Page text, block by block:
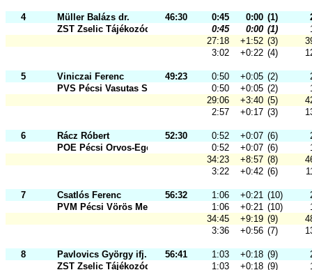
4 Müller Balázs dr. 46:30 0:45 0:00 (1)
ZST Zselic Tájékozódási Futó és Sz 0:45 0:00 (1)
27:18
+1:52 (3)
3:02
+0:22 (4)
5 Viniczai Ferenc 49:23 0:50 +0:05 (2)
PVS Pécsi Vasutas Sportkör
0:50 +0:05 (2)
29:06
+3:40 (5)
2:57
+0:17 (3)
6 Rácz Róbert 52:30 0:52 +0:07 (6)
POE Pécsi Orvos-Egészségügyi Sport0:52 +0:07 (6)
34:23
+8:57 (8)
3:22
+0:42 (6)
7 Csatlós Ferenc 56:32 1:06 +0:21 (10)
PVM Pécsi Vörös Meteor SK
1:06 +0:21 (10)
34:45
+9:19 (9)
3:36
+0:56 (7)
8 Pavlovics György ifj. dr. 56:41 1:03 +0:18 (9)
ZST Zselic Tájékozódási Futó és Sz 1:03 +0:18 (9)